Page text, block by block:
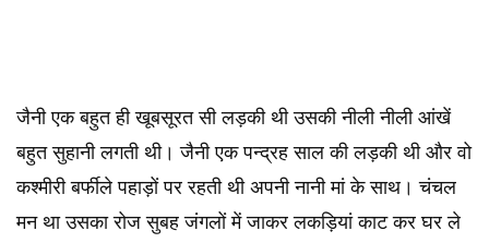
जैनी एक बहुत ही खूबसूरत सी लड़की थी उसकी नीली नीली आंखें
बहुत सुहानी लगती थी। जैनी एक पन्द्रह साल की लड़की थी और वो
कश्मीरी बर्फीले पहाड़ों पर रहती थी अपनी नानी मां के साथ। चंचल
मन था उसका रोज सुबह जंगलों में जाकर लकड़ियां काट कर घर ले